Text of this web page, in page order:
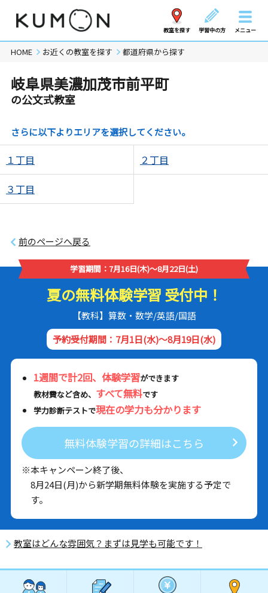
教室を探す 学習中の方 メニュー
HOME お近くの教室を探す 都道府県から探す
岐阜県美濃加茂市前平町
の公文式教室
さらに以下よりエリアを選択してください。
１丁目 ２丁目
３丁目
前のページへ戻る
学習期間：7月16日(木)～8月22日(土)
夏の無料体験学習 受付中！
【教科】算数・数学/英語/国語
予約受付期間：7月1日(水)～8月19日(水)
1週間で計2回、体験学習ができます
教材費など含め、 すべて無料です
学力診断テストで現在の学力も分かります
無料体験学習の詳細はこちら
※本キャンペーン終了後、
8月24日(月)から新学期無料体験を実施する予定で
す。
教室はどんな雰囲気？まずは見学も可能です！